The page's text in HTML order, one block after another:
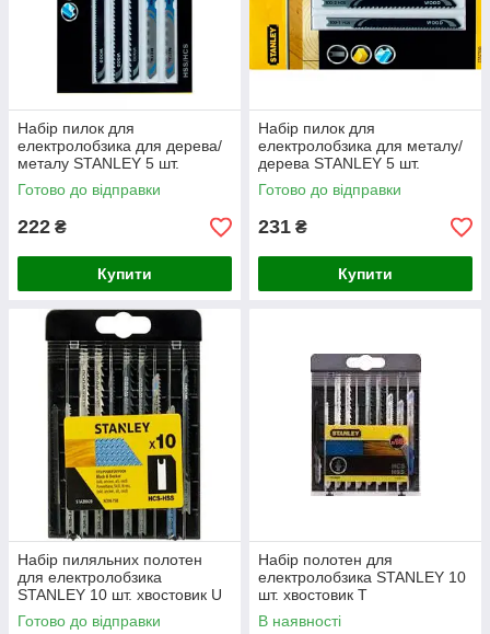
Набір пилок для
електролобзика для дерева/
металу STANLEY 5 шт.
хвостовик Т
Готово до відправки
222 ₴
Купити
Набір пилок для
електролобзика для металу/
дерева STANLEY 5 шт.
хвостовик U
Готово до відправки
231 ₴
Купити
Набір пиляльних полотен
для електролобзика
STANLEY 10 шт. хвостовик U
Готово до відправки
Набір полотен для
електролобзика STANLEY 10
шт. хвостовик Т
В наявності